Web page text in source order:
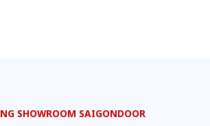
SHOWROOM SAIGONDOOR